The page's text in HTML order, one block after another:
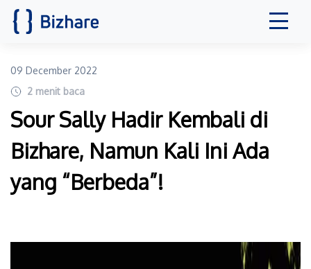
09 December 2022
2 menit baca
Sour Sally Hadir Kembali di
Bizhare, Namun Kali Ini Ada
yang “Berbeda”!